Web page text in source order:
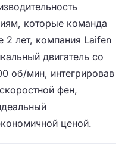
которые команда
2 лет, компания Laifen
двигатель со
об/мин, интегрировав
фен,
ценой.